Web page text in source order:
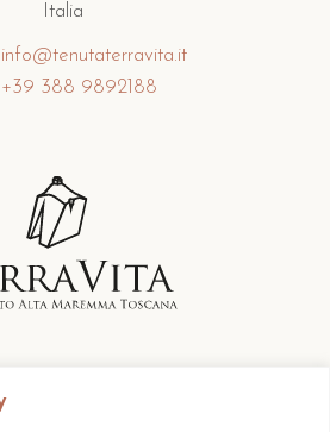
Italia
info@tenutaterravita.it
+39 388 9892188